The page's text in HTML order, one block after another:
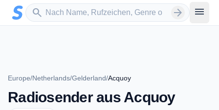
Zum Hauptinhalt springen
search
Sender suchen arrow_forward menu
Europe/Netherlands/Gelderland/Acquoy
Radiosender aus Acquoy